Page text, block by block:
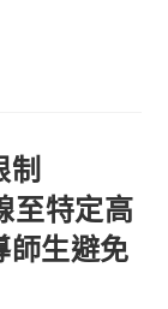
制
至特定高
師生避免